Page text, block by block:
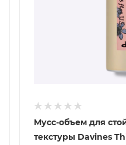
Мусс-объем для
текстуры Davines